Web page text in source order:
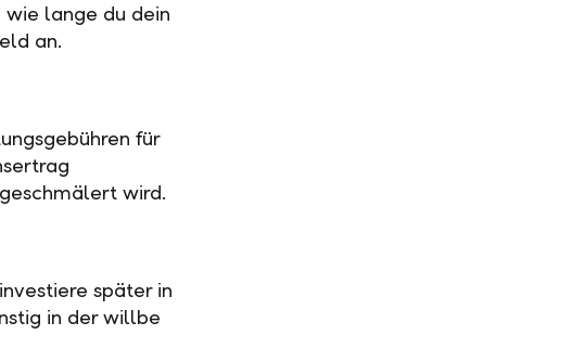
wie lange du dein
an.
für
wird.
später in
in der willbe